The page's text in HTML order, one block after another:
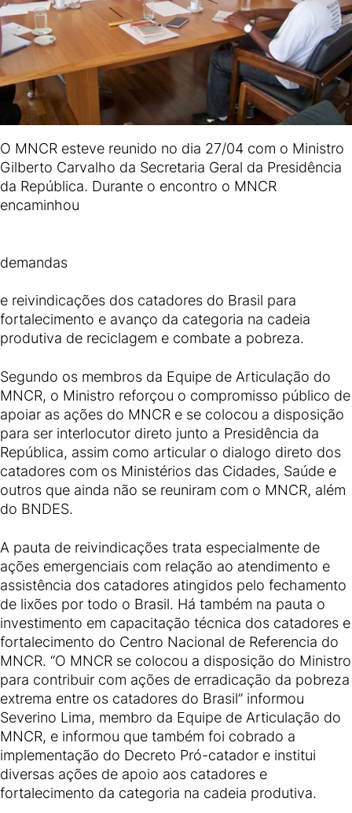
O MNCR esteve reunido no dia 27/04 com o Ministro
Gilberto Carvalho da Secretaria Geral da Presidência
da República. Durante o encontro o MNCR
encaminhou
demandas
e reivindicações dos catadores do Brasil para
fortalecimento e avanço da categoria na cadeia
produtiva de reciclagem e combate a pobreza.
Segundo os membros da Equipe de Articulação do
MNCR, o Ministro reforçou o compromisso público de
apoiar as ações do MNCR e se colocou a disposição
para ser interlocutor direto junto a Presidência da
República, assim como articular o dialogo direto dos
catadores com os Ministérios das Cidades, Saúde e
outros que ainda não se reuniram com o MNCR, além
do BNDES.
A pauta de reivindicações trata especialmente de
ações emergenciais com relação ao atendimento e
assistência dos catadores atingidos pelo fechamento
de lixões por todo o Brasil. Há também na pauta o
investimento em capacitação técnica dos catadores e
fortalecimento do Centro Nacional de Referencia do
MNCR. “O MNCR se colocou a disposição do Ministro
para contribuir com ações de erradicação da pobreza
extrema entre os catadores do Brasil” informou
Severino Lima, membro da Equipe de Articulação do
MNCR, e informou que também foi cobrado a
implementação do Decreto Pró-catador e institui
diversas ações de apoio aos catadores e
fortalecimento da categoria na cadeia produtiva.